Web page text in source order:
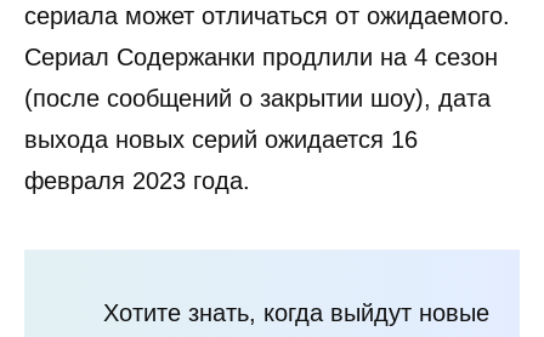
сериала может отличаться от ожидаемого.
Сериал Содержанки продлили на 4 сезон
(после сообщений о закрытии шоу), дата
выхода новых серий ожидается 16
февраля 2023 года.
Хотите знать, когда выйдут новые